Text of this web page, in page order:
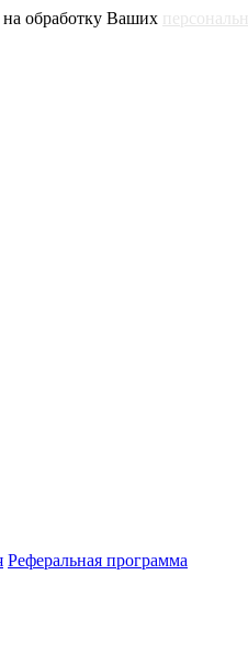
обработку Ваших
Реферальная программа